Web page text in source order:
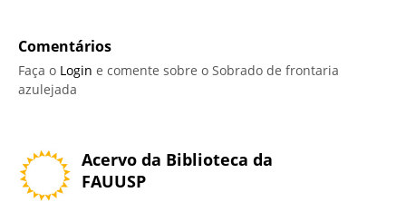
Comentários
Faça o Login e comente sobre o Sobrado de frontaria
azulejada
Acervo da Biblioteca da
FAUUSP